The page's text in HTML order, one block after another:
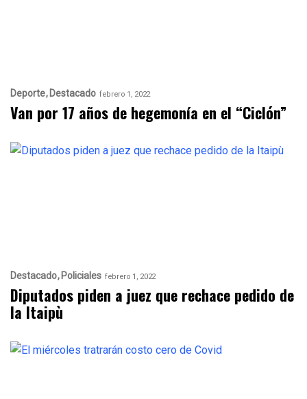
Deporte Destacado febrero 1, 2022
Van por 17 años de hegemonía en el “Ciclón”
Destacado Policiales febrero 1, 2022
Diputados piden a juez que rechace pedido de
la Itaipù